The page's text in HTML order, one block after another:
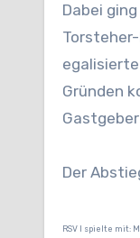
Dabei
Gründen
Der
RSV I spielte mit: